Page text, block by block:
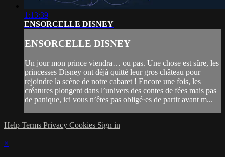
1:13:39
ENSORCELLE DISNEY
ENSORCELLE DISNEY
Un jour mon prince viendra… ou pas. Une chose est sûre, les
princesses Disney ont déjà quitté leur gros château pour
rejoindre la scène de notre cabaret ! Encore une fois, les
créatures plongent dans l’univers des contes de fées mais pas
de panique, ici vous n’êtes pas obligé·es de partir avant m...
Help Terms Privacy Cookies Sign in
×